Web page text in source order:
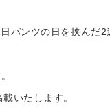
パンツの日を挟んだ2
いたします。